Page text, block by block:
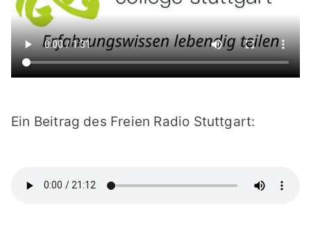
Ein Beitrag des Freien Radio Stuttgart: